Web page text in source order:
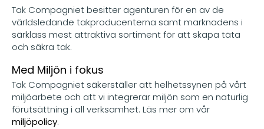
Tak Compagniet besitter agenturen för en av de
världsledande takproducenterna samt marknadens i
särklass mest attraktiva sortiment för att skapa täta
och säkra tak.
Med Miljön i fokus
Tak Compagniet säkerställer att helhetssynen på vårt
miljöarbete och att vi integrerar miljön som en naturlig
förutsättning i all verksamhet. Läs mer om vår
miljöpolicy.